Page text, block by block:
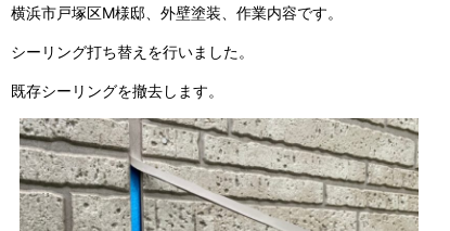
横浜市戸塚区M様邸、外壁塗装、作業内容です。
シーリング打ち替えを行いました。
既存シーリングを撤去します。